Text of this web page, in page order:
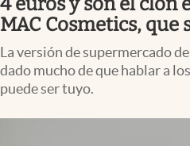
MAC Cosmetics, que
La versión de supermercado
dado mucho de que hablar a
puede ser tuyo.